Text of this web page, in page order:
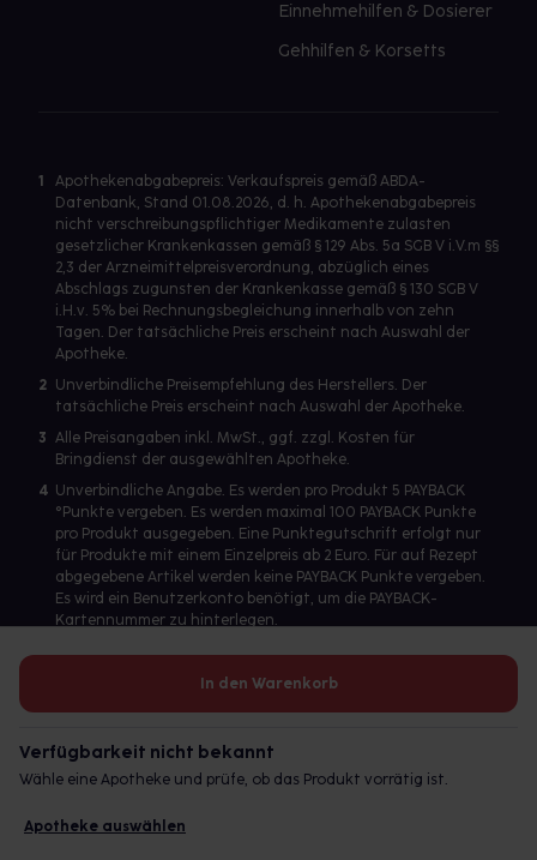
In den Warenkorb
Verfügbarkeit nicht bekannt
Wähle eine Apotheke und prüfe, ob das Produkt vorrätig ist.
Apotheke auswählen
Einnehmehilfen & Dosierer
Gehhilfen & Korsetts
1
Apothekenabgabepreis: Verkaufspreis gemäß ABDA-
Datenbank, Stand 01.08.2026, d. h. Apothekenabgabepreis
nicht verschreibungspflichtiger Medikamente zulasten
gesetzlicher Krankenkassen gemäß § 129 Abs. 5a SGB V i.V.m §§
2,3 der Arzneimittelpreisverordnung, abzüglich eines
Abschlags zugunsten der Krankenkasse gemäß § 130 SGB V
i.H.v. 5% bei Rechnungsbegleichung innerhalb von zehn
Tagen. Der tatsächliche Preis erscheint nach Auswahl der
Apotheke.
2 Unverbindliche Preisempfehlung des Herstellers. Der
tatsächliche Preis erscheint nach Auswahl der Apotheke.
3 Alle Preisangaben inkl. MwSt., ggf. zzgl. Kosten für
Bringdienst der ausgewählten Apotheke.
4 Unverbindliche Angabe. Es werden pro Produkt 5 PAYBACK
°Punkte vergeben. Es werden maximal 100 PAYBACK Punkte
pro Produkt ausgegeben. Eine Punktegutschrift erfolgt nur
für Produkte mit einem Einzelpreis ab 2 Euro. Für auf Rezept
abgegebene Artikel werden keine PAYBACK Punkte vergeben.
Es wird ein Benutzerkonto benötigt, um die PAYBACK-
Kartennummer zu hinterlegen.
Betreiber des Portals und verantwortlich: gesund.de GmbH &
© 2026 gesund.de GmbH & Co. KG